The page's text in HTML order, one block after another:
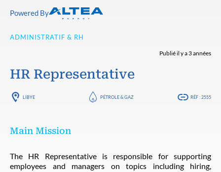
Powered By
ADMINISTRATIF & RH
Publié il y a 3 années
HR Representative
LIBYE PÉTROLE & GAZ RÉF : 2555
Main Mission
The HR Representative is responsible for supporting
employees and managers on topics including hiring,